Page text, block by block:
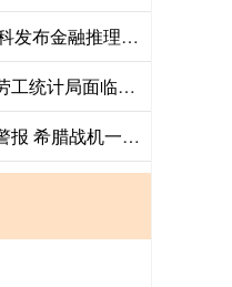
资生网 基于Qwen3研发，蚂蚁数科发布金融推理大模型Agentar-Fin-R1_专业性_银行_应用
和业众 美国就业数据再遭下修，劳工统计局面临批评
涨声操盘 塞浦路斯发布空中安全警报 希腊战机一度紧急升空应对